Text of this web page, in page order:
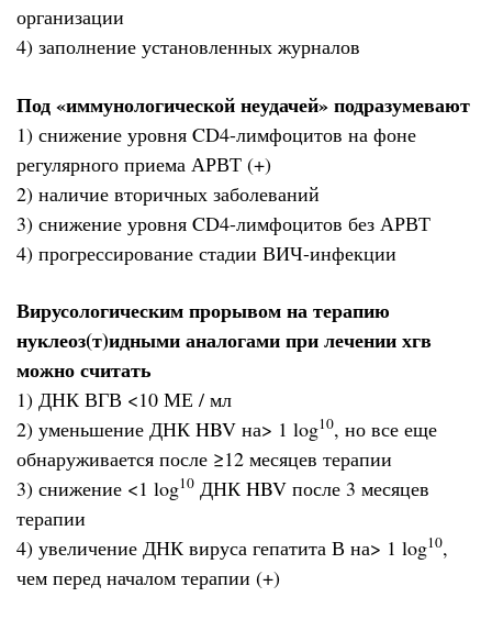
организации
4) заполнение установленных журналов
Под «иммунологической неудачей» подразумевают
1) снижение уровня CD4-лимфоцитов на фоне
регулярного приема АРВТ (+)
2) наличие вторичных заболеваний
3) снижение уровня CD4-лимфоцитов без АРВТ
4) прогрессирование стадии ВИЧ-инфекции
Вирусологическим прорывом на терапию
нуклеоз(т)идными аналогами при лечении хгв
можно считать
1) ДНК ВГВ <10 МЕ / мл
2) уменьшение ДНК HBV на> 1 log10, но все еще
обнаруживается после ≥12 месяцев терапии
3) снижение <1 log10 ДНК HBV после 3 месяцев
терапии
4) увеличение ДНК вируса гепатита В на> 1 log10,
чем перед началом терапии (+)